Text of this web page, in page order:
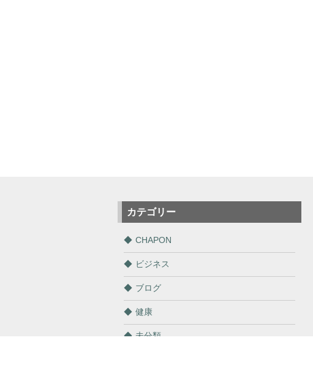
カテゴリー
CHAPON
ビジネス
ブログ
健康
未分類